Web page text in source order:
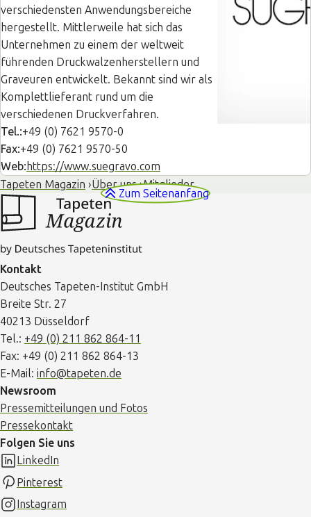
verschiedensten Anwendungsbereiche
hergestellt. Mittlerweile hat sich das
Unternehmen zu einem der weltweit
führenden Druckwalzenherstellern und
Graveuren entwickelt. Bekannt sind wir als
Komplettlieferant rund um die
verschiedenen Druckverfahren.
Tel.:+49 (0) 7621 9570-0
Fax:+49 (0) 7621 9570-50
Web: https://www.suegravo.com
Tapeten Magazin Über uns Mitglieder
Zum Seitenanfang
Kontakt
Deutsches Tapeten-Institut GmbH
Breite Str. 27
40213 Düsseldorf
Tel.: +49 (0) 211 862 864-11
Fax: +49 (0) 211 862 864-13
E-Mail: info@tapeten.de
Newsroom
Pressemitteilungen und Fotos
Pressekontakt
Folgen Sie uns
LinkedIn
Pinterest
Instagram